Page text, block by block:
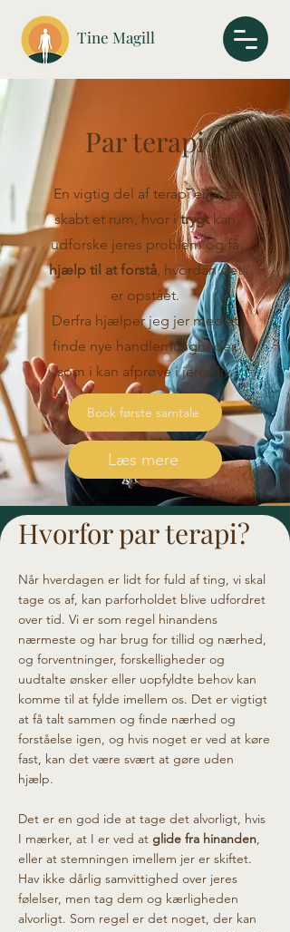
Tine Magill
Par terapi
En vigtig del af terapi er at få
skabt et rum, hvor itrygtkan
udforske jeres problem og få
hjælp til at forstå, hvordan det
er opstået.
Derfra hjælper jeg jer med at
finde nye handlemuligheder,
som i kan afprøve i jeres liv.
Book første samtale
Læs mere
Hvorfor par terapi?
Når hverdagen er lidt for fuld af ting, vi skal
tage os af, kan parforholdet blive udfordret
over tid. Vi er som regel hinandens
nærmeste og har brug for tillid og nærhed,
og forventninger, forskelligheder og
uudtalte ønsker eller uopfyldte behov kan
komme til at fylde imellem os. Det er vigtigt
at få talt sammen og finde nærhed og
forståelse igen, og hvis noget er ved at køre
fast, kan det være svært at gøre uden
hjælp.
Det er en god ide at tage det alvorligt, hvis
I mærker, at I er ved at glide fra hinanden,
eller at stemningen imellem jer er skiftet.
Hav ikke dårlig samvittighed over jeres
følelser, men tag dem og kærligheden
alvorligt. Som regel er det noget, der kan